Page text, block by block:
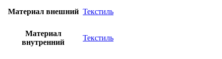
Материал внешний Текстиль
Материал
внутренний
Текстиль